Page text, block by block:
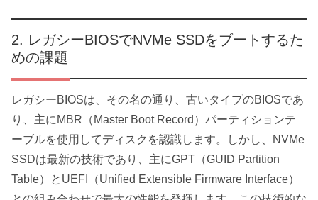
レガシーBIOSでNVMe SSDをブートするた
めの課題
レガシーBIOSは、その名の通り、古いタイプのBIOSであ
り、主にMBR（Master Boot Record）パーティションテ
ーブルを使用してディスクを認識します。しかし、NVMe
SSDは最新の技術であり、主にGPT（GUID Partition
Table）とUEFI（Unified Extensible Firmware Interface）